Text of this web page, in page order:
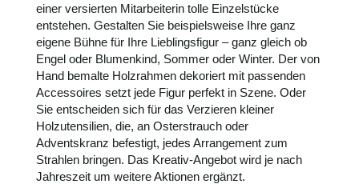
einer versierten Mitarbeiterin tolle Einzelstücke
entstehen. Gestalten Sie beispielsweise Ihre ganz
eigene Bühne für Ihre Lieblingsfigur – ganz gleich ob
Engel oder Blumenkind, Sommer oder Winter. Der von
Hand bemalte Holzrahmen dekoriert mit passenden
Accessoires setzt jede Figur perfekt in Szene. Oder
Sie entscheiden sich für das Verzieren kleiner
Holzutensilien, die, an Osterstrauch oder
Adventskranz befestigt, jedes Arrangement zum
Strahlen bringen. Das Kreativ-Angebot wird je nach
Jahreszeit um weitere Aktionen ergänzt.